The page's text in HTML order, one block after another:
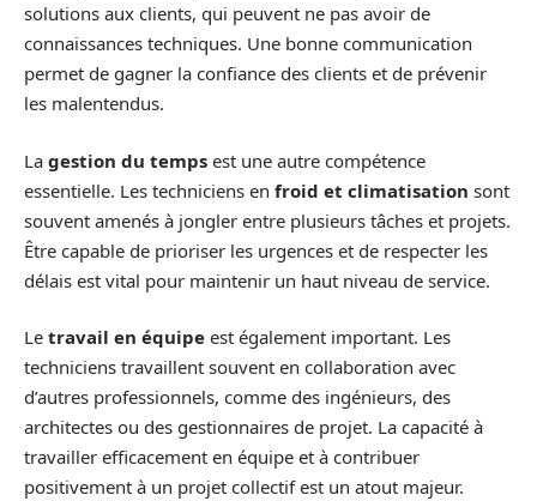
solutions aux clients, qui peuvent ne pas avoir de
connaissances techniques. Une bonne communication
permet de gagner la confiance des clients et de prévenir
les malentendus.
La gestion du temps est une autre compétence
essentielle. Les techniciens en froid et climatisation sont
souvent amenés à jongler entre plusieurs tâches et projets.
Être capable de prioriser les urgences et de respecter les
délais est vital pour maintenir un haut niveau de service.
Le travail en équipe est également important. Les
techniciens travaillent souvent en collaboration avec
d’autres professionnels, comme des ingénieurs, des
architectes ou des gestionnaires de projet. La capacité à
travailler efficacement en équipe et à contribuer
positivement à un projet collectif est un atout majeur.